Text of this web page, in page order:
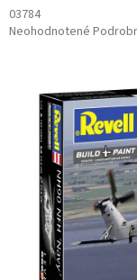
03784
Priemerné
hviezdičiek.
Neohodnotené